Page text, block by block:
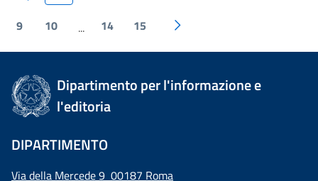
9 10 ... 14 15
Dipartimento per l'informazione e
l'editoria
DIPARTIMENTO
Via della Mercede 9 00187 Roma